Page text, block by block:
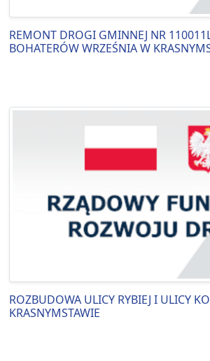
REMONT DROGI GMINNEJ NR
BOHATERÓW WRZEŚNIA W
ROZBUDOWA ULICY RYBIEJ I ULICY
KRASNYMSTAWIE